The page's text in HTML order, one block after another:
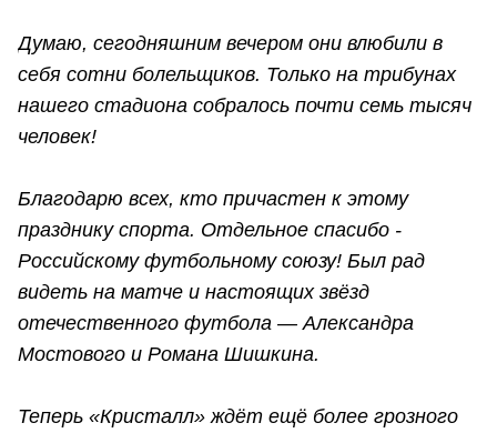
Думаю, сегодняшним вечером они влюбили в
себя сотни болельщиков. Только на трибунах
нашего стадиона собралось почти семь тысяч
человек!
Благодарю всех, кто причастен к этому
празднику спорта. Отдельное спасибо -
Российскому футбольному союзу! Был рад
видеть на матче и настоящих звёзд
отечественного футбола — Александра
Мостового и Романа Шишкина.
Теперь «Кристалл» ждёт ещё более грозного